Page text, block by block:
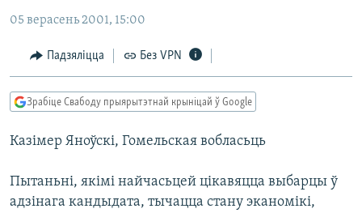
галоўнай
навігацыі
Перайсьці
да
пошуку
ЭКАНОМІКА
ВАЙНА
БЕЛАРУСЫ НА ВАЙНЕ
КУЛЬТУРА
КАЛЯНДАР
ПАДКАСТЫ
КНІГІ
АЎДЫЁКНІГІ
МОВА
НА ХВАЛЯХ СВАБОДЫ
ПАДКАСТЫ
FACEBOOK
TWITTER
САЧЫЦЕ ЗА АБНАЎЛЕНЬНЯМІ
05 верасень 2001, 15:00
Падзяліцца Без VPN
Зрабіце Свабоду прыярытэтнай крыніцай ў Google
Казімер Яноўскі, Гомельская вобласьць
Пытаньні, якімі найчасьцей цікавяцца выбарцы ў
адзінага кандыдата, тычацца стану эканомікі,